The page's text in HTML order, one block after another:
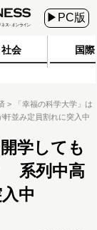
▶PC版
社会 国際
「幸福の科学大学」は
並み定員割れに突入中
学しても
系列中高
中